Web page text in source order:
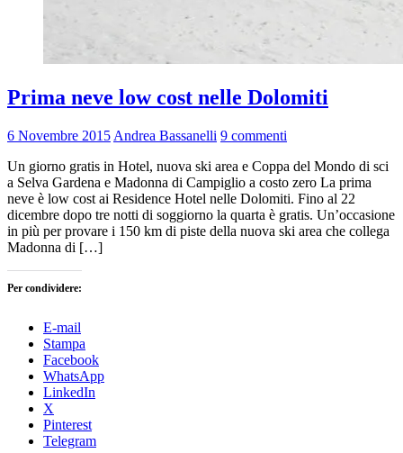
Prima neve low cost nelle Dolomiti
6 Novembre 2015 Andrea Bassanelli 9 commenti
Un giorno gratis in Hotel, nuova ski area e Coppa del Mondo di sci
a Selva Gardena e Madonna di Campiglio a costo zero La prima
neve è low cost ai Residence Hotel nelle Dolomiti. Fino al 22
dicembre dopo tre notti di soggiorno la quarta è gratis. Un’occasione
in più per provare i 150 km di piste della nuova ski area che collega
Madonna di […]
Per condividere:
E-mail
Stampa
Facebook
WhatsApp
LinkedIn
X
Pinterest
Telegram